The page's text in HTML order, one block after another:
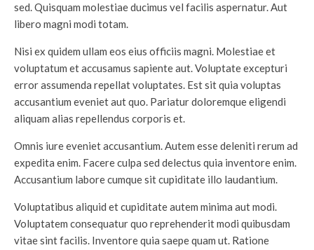
sed. Quisquam molestiae ducimus vel facilis aspernatur. Aut
libero magni modi totam.
Nisi ex quidem ullam eos eius officiis magni. Molestiae et
voluptatum et accusamus sapiente aut. Voluptate excepturi
error assumenda repellat voluptates. Est sit quia voluptas
accusantium eveniet aut quo. Pariatur doloremque eligendi
aliquam alias repellendus corporis et.
Omnis iure eveniet accusantium. Autem esse deleniti rerum ad
expedita enim. Facere culpa sed delectus quia inventore enim.
Accusantium labore cumque sit cupiditate illo laudantium.
Voluptatibus aliquid et cupiditate autem minima aut modi.
Voluptatem consequatur quo reprehenderit modi quibusdam
vitae sint facilis. Inventore quia saepe quam ut. Ratione